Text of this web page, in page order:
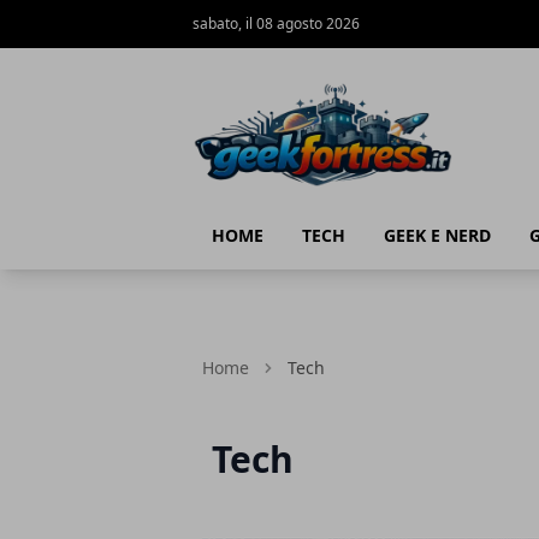
sabato, il 08 agosto 2026
HOME TECH GEEK E NERD
Home Tech
Tech